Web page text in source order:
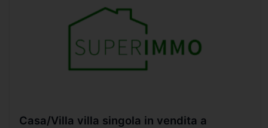
Casa/Villa villa singola in vendita a